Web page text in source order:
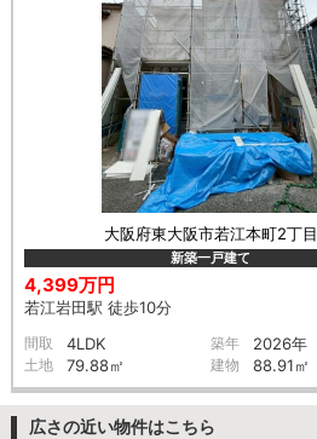
大阪府東大阪市若江本町2丁目
新築一戸建て
4,399万円
若江岩田駅 徒歩10分
間取 4LDK 築年 2026年
土地 79.88㎡ 建物 88.91㎡
広さの近い物件はこちら